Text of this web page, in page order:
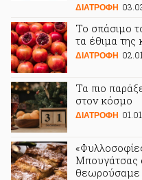
ΔΙΑΤΡΟΦΗ
Το σπάσιμο
τα έθιμα της
ΔΙΑΤΡΟΦΗ
Τα πιο
στον κόσμο
ΔΙΑΤΡΟΦΗ
Μπουγάτσας
θεωρούσαμε